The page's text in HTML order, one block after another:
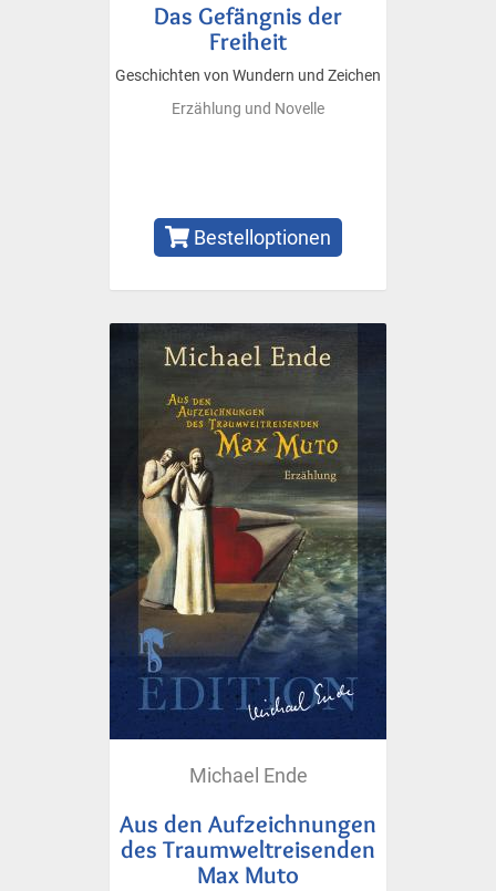
Das Gefängnis der
Freiheit
Geschichten von Wundern und Zeichen
Erzählung und Novelle
Bestelloptionen
Michael Ende
Aus den Aufzeichnungen
des Traumweltreisenden
Max Muto